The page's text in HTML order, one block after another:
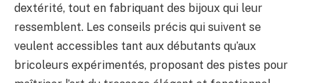
dextérité, tout en fabriquant des bijoux qui leur
ressemblent. Les conseils précis qui suivent se
veulent accessibles tant aux débutants qu’aux
bricoleurs expérimentés, proposant des pistes pour